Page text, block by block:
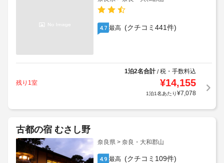
4.7 最高 (クチコミ441件)
1泊2名合計/税・手数料込
残り1室
¥14,155
1泊1名あたり¥7,078
古都の宿 むさし野
奈良県 > 奈良・大和郡山
4.9 最高 (クチコミ109件)